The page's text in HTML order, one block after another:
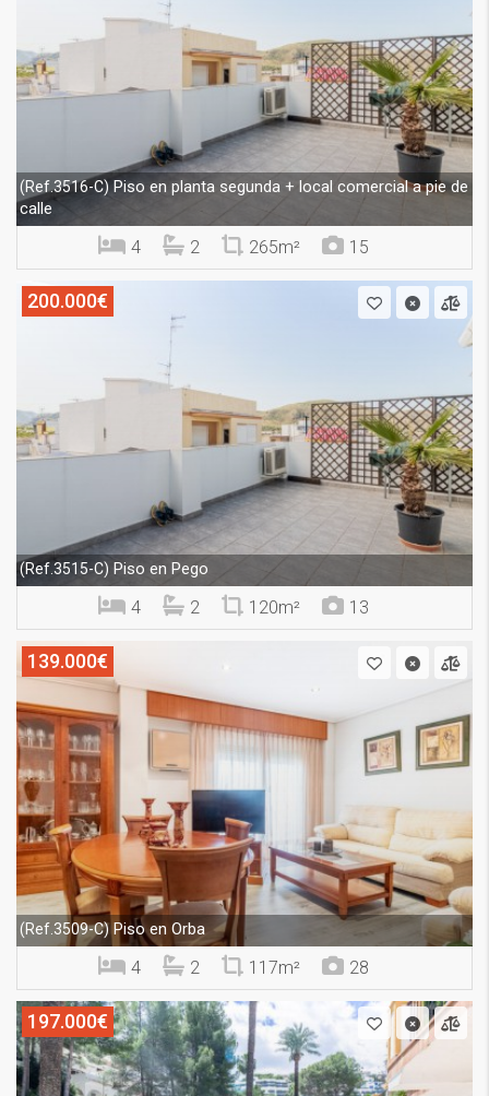
(Ref.3516-C)Piso en planta segunda + local comercial a pie de
calle
4 2 265m² 15
200.000€
(Ref.3515-C) Piso en Pego
4 2 120m² 13
139.000€
(Ref.3509-C) Piso en Orba
4 2 117m² 28
197.000€